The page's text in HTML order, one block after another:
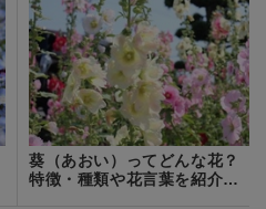
葵（あおい）ってどんな花？
特徴・種類や花言葉を紹介！